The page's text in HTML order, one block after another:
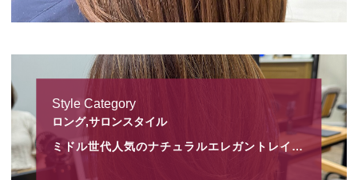
Style Category
ロング,サロンスタイル
ミドル世代人気のナチュラルエレガントレイヤー